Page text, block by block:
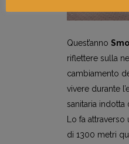
Quest’anno
riflettere sulla
cambiamento
vivere durante
sanitaria indotta
Lo fa attraverso
di 1300 metri